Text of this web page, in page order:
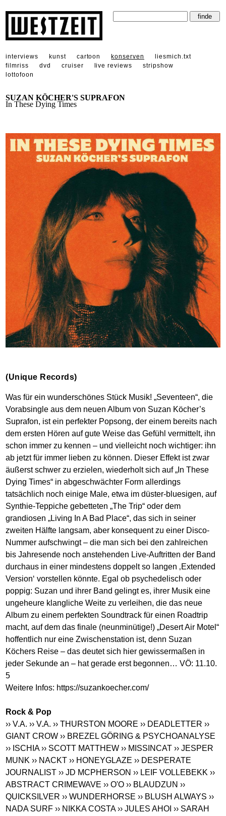
interviews kunst cartoon konserven
liesmich.txt
filmriss
dvd cruiser live reviews
stripshow
lottofoon
SUZAN KÖCHER'S SUPRAFON
In These Dying Times
(Unique Records)
Was für ein wunderschönes Stück Musik! „Seventeen“, die
Vorabsingle aus dem neuen Album von Suzan Köcher’s
Suprafon, ist ein perfekter Popsong, der einem bereits nach
dem ersten Hören auf gute Weise das Gefühl vermittelt, ihn
schon immer zu kennen – und vielleicht noch wichtiger: ihn
ab jetzt für immer lieben zu können. Dieser Effekt ist zwar
äußerst schwer zu erzielen, wiederholt sich auf „In These
Dying Times“ in abgeschwächter Form allerdings
tatsächlich noch einige Male, etwa im düster-bluesigen, auf
Synthie-Teppiche gebetteten „The Trip“ oder dem
grandiosen „Living In A Bad Place“, das sich in seiner
zweiten Hälfte langsam, aber konsequent zu einer Disco-
Nummer aufschwingt – die man sich bei den zahlreichen
bis Jahresende noch anstehenden Live-Auftritten der Band
durchaus in einer mindestens doppelt so langen ‚Extended
Version‘ vorstellen könnte. Egal ob psychedelisch oder
poppig: Suzan und ihrer Band gelingt es, ihrer Musik eine
ungeheure klangliche Weite zu verleihen, die das neue
Album zu einem perfekten Soundtrack für einen Roadtrip
macht, auf dem das finale (neunminütige!) „Desert Air Motel“
hoffentlich nur eine Zwischenstation ist, denn Suzan
Köchers Reise – das deutet sich hier gewissermaßen in
jeder Sekunde an – hat gerade erst begonnen… VÖ: 11.10.
5
Weitere Infos: https://suzankoecher.com/
Rock & Pop
›› V.A. ›› V.A. ›› THURSTON MOORE ›› DEADLETTER ››
GIANT CROW ›› BREZEL GÖRING & PSYCHOANALYSE
›› ISCHIA ›› SCOTT MATTHEW ›› MISSINCAT ›› JESPER
MUNK ›› NACKT ›› HONEYGLAZE ›› DESPERATE
JOURNALIST ›› JD MCPHERSON ›› LEIF VOLLEBEKK ››
ABSTRACT CRIMEWAVE ›› O'O ›› BLAUDZUN ››
QUICKSILVER ›› WUNDERHORSE ›› BLUSH ALWAYS ››
NADA SURF ›› NIKKA COSTA ›› JULES AHOI ›› SARAH